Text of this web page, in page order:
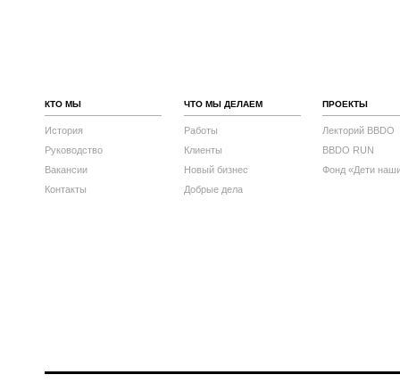
КТО МЫ
История
Руководство
Вакансии
Контакты
ЧТО МЫ ДЕЛАЕМ
Работы
Клиенты
Новый бизнес
Добрые дела
ПРОЕКТЫ
Лекторий BBDO
BBDO RUN
Фонд «Дети